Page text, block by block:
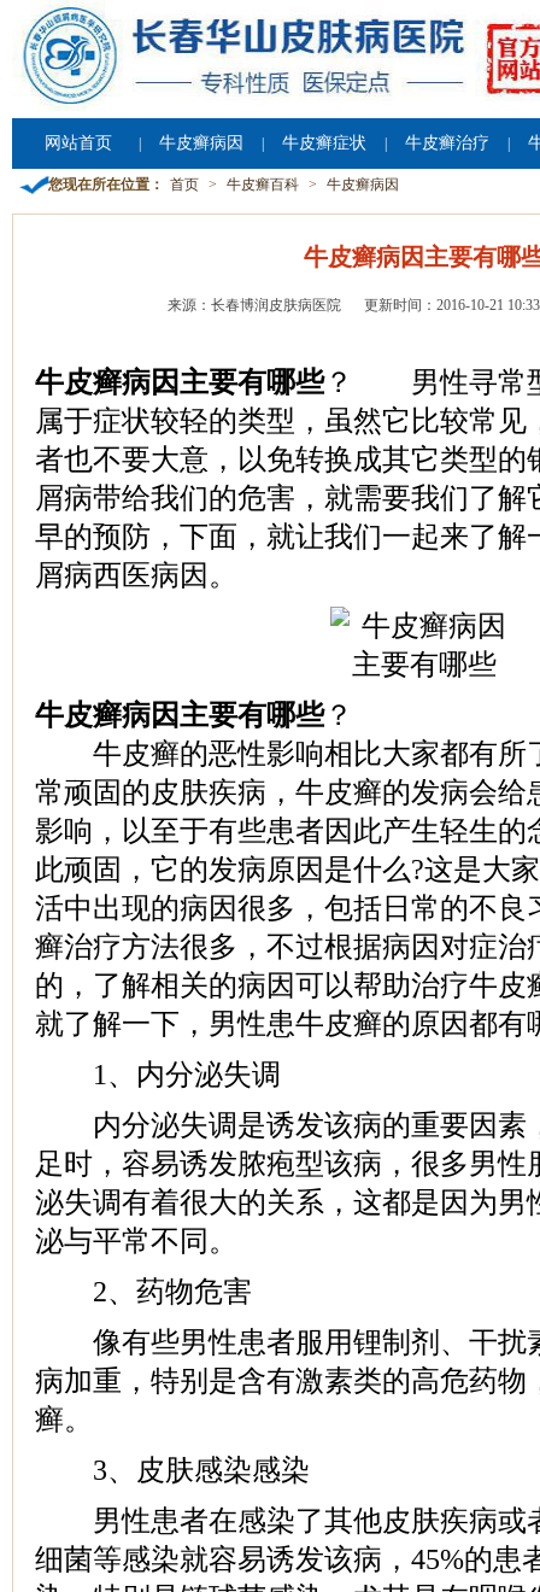
网站首页 牛皮癣病因 牛皮癣症状 牛皮癣治疗
您现在所在位置： 首页 > 牛皮癣百科 > 牛皮癣病因
牛皮癣病因主要有哪
来源：长春博润皮肤病医院 更新时间：2016-10-21
牛皮癣病因主要有哪些？ 男性寻常型
属于症状较轻的类型，虽然它比较常见
者也不要大意，以免转换成其它类型的
屑病带给我们的危害，就需要我们了解
早的预防，下面，就让我们一起来了解
屑病西医病因。
牛皮癣病因主要有哪些？
牛皮癣的恶性影响相比大家都有所
常顽固的皮肤疾病，牛皮癣的发病会给
影响，以至于有些患者因此产生轻生的
此顽固，它的发病原因是什么?这是大
活中出现的病因很多，包括日常的不良
癣治疗方法很多，不过根据病因对症治
的，了解相关的病因可以帮助治疗牛皮
就了解一下，男性患牛皮癣的原因都有
1、内分泌失调
内分泌失调是诱发该病的重要因素
足时，容易诱发脓疱型该病，很多男性
泌失调有着很大的关系，这都是因为男
泌与平常不同。
2、药物危害
像有些男性患者服用锂制剂、干扰
病加重，特别是含有激素类的高危药物
癣。
3、皮肤感染感染
男性患者在感染了其他皮肤疾病或
细菌等感染就容易诱发该病，45%的患